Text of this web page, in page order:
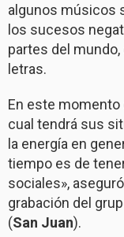
algunos músicos
los sucesos
partes del
letras.
En este momento
cual tendrá sus
la energía en
tiempo es de
sociales», aseguró
grabación del
(San Juan).